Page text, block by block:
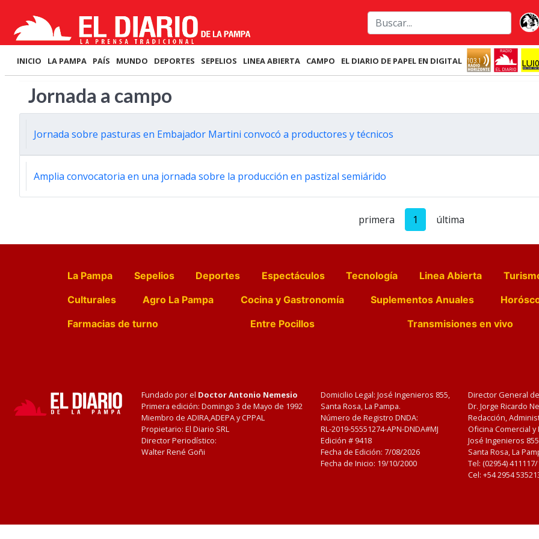
INICIO LA PAMPA PAÍS MUNDO DEPORTES SEPELIOS LINEA ABIERTA CAMPO EL DIARIO DE PAPEL EN DIGITAL
Jornada a campo
Jornada sobre pasturas en Embajador Martini convocó a productores y técnicos
Amplia convocatoria en una jornada sobre la producción en pastizal semiárido
primera 1 última
La Pampa Sepelios Deportes Espectáculos Tecnología Linea Abierta
Culturales
Agro La Pampa Cocina y Gastronomía Suplementos Anuales
Farmacias de turno
Entre Pocillos Transmisiones en vivo
Fundado por el Doctor Antonio Nemesio
Primera edición: Domingo 3 de Mayo de 1992
Miembro de ADIRA,ADEPA y CPPAL
Propietario: El Diario SRL
Director Periodístico:
Walter René Goñi
Domicilio Legal: José Ingenieros 855,
Santa Rosa, La Pampa.
Número de Registro DNDA:
RL-2019-55551274-APN-DNDA#MJ
Edición # 9418
Fecha de Edición: 7/08/2026
Fecha de Inicio: 19/10/2000
Director General
Dr. Jorge Ricardo
Redacción,
Oficina Comercial
José Ingenieros
Santa Rosa, La
Tel: (02954)
Cel: +54 2954